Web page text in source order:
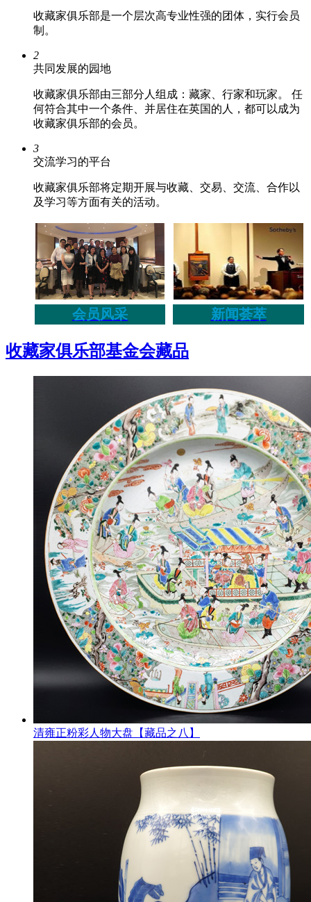
收藏家俱乐部是一个层次高专业性强的团体，实行会员
制。
2
共同发展的园地
收藏家俱乐部由三部分人组成：藏家、行家和玩家。 任
何符合其中一个条件、并居住在英国的人，都可以成为
收藏家俱乐部的会员。
3
交流学习的平台
收藏家俱乐部将定期开展与收藏、交易、交流、合作以
及学习等方面有关的活动。
会员风采 新闻荟萃
收藏家俱乐部基金会藏品
清雍正粉彩人物大盘【藏品之八】